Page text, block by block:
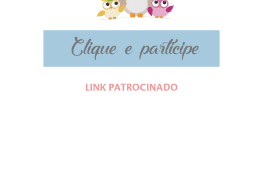
LINK PATROCINADO